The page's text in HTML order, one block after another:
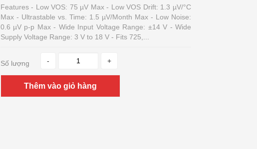
Features - Low VOS: 75 µV Max - Low VOS Drift: 1.3 µV/°C
Max - Ultrastable vs. Time: 1.5 µV/Month Max - Low Noise:
0.6 µV p-p Max - Wide Input Voltage Range: ±14 V - Wide
Supply Voltage Range: 3 V to 18 V - Fits 725,...
Số lượng - +
Thêm vào giỏ hàng